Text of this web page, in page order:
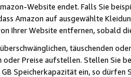
Website endet. Falls Sie
Amazon auf ausgewählte
Ihrer Website entfernen, sobald
täuschenden
oder Preise aufstellen. Stellen Sie
Speicherkapazität ein, so dürfen